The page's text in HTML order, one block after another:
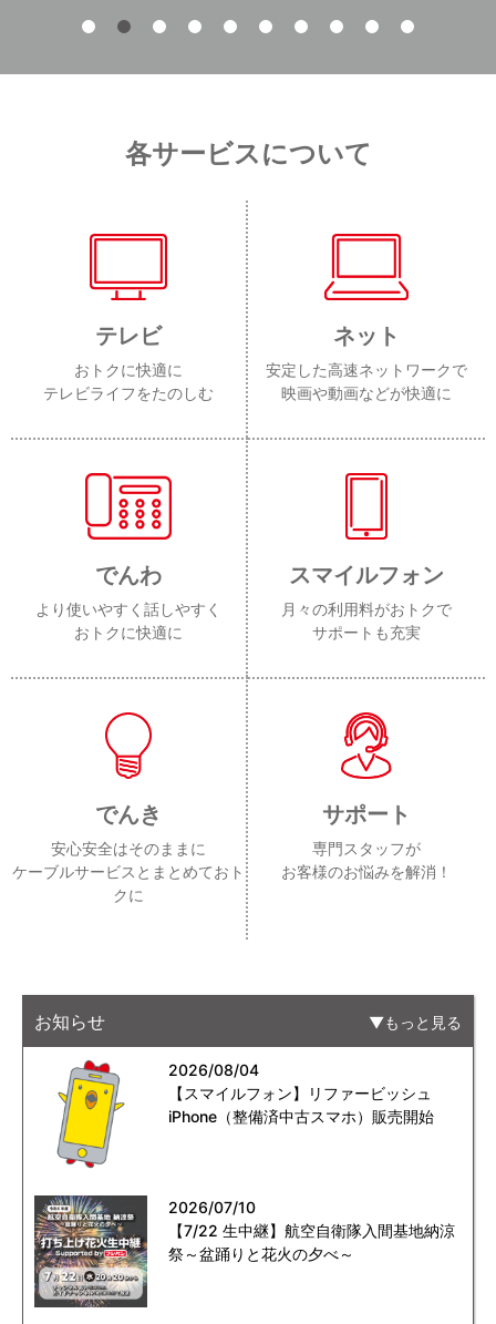
各サービスについて
テレビ
おトクに快適に
テレビライフをたのしむ
ネット
安定した高速ネットワークで
映画や動画などが快適に
でんわ
より使いやすく話しやすく
おトクに快適に
スマイルフォン
月々の利用料がおトクで
サポートも充実
でんき
安心安全はそのままに
ケーブルサービスとまとめておト
クに
サポート
専門スタッフが
お客様のお悩みを解消！
お知らせ もっと見る
2026/08/04
【スマイルフォン】リファービッシュ
iPhone（整備済中古スマホ）販売開始
2026/07/10
【7/22 生中継】航空自衛隊入間基地納涼
祭～盆踊りと花火の夕べ～